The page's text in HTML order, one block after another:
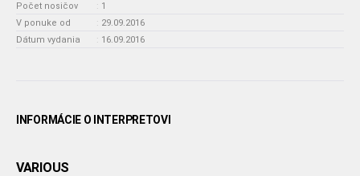
Počet nosičov
: 1
V ponuke od
: 29.09.2016
Dátum vydania
: 16.09.2016
INFORMÁCIE O INTERPRETOVI
VARIOUS